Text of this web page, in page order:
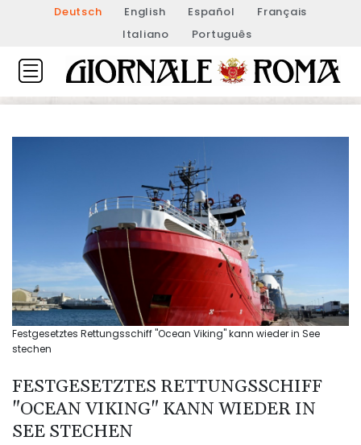
Deutsch English Español
Français
Italiano
Português
Festgesetztes Rettungsschiff "Ocean Viking" kann wieder in See
stechen
FESTGESETZTES RETTUNGSSCHIFF
"OCEAN VIKING" KANN WIEDER IN
SEE STECHEN